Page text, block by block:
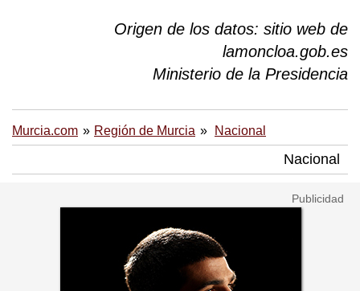
Origen de los datos: sitio web de
lamoncloa.gob.es
Ministerio de la Presidencia
Murcia.com Región de Murcia Nacional
Nacional